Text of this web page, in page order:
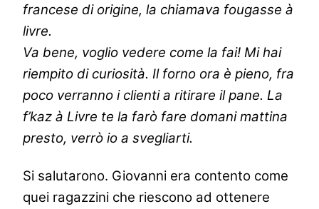
francese di origine, la chiamava fougasse à
livre.
Va bene, voglio vedere come la fai! Mi hai
riempito di curiosità. Il forno ora è pieno, fra
poco verranno i clienti a ritirare il pane. La
f’kaz à Livre te la farò fare domani mattina
presto, verrò io a svegliarti.
Si salutarono. Giovanni era contento come
quei ragazzini che riescono ad ottenere